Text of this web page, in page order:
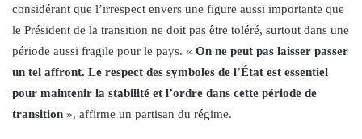
considérant que l’irrespect envers une figure aussi importante que
le Président de la transition ne doit pas être toléré, surtout dans une
période aussi fragile pour le pays. « On ne peut pas laisser passer
un tel affront. Le respect des symboles de l’État est essentiel
pour maintenir la stabilité et l’ordre dans cette période de
transition », affirme un partisan du régime.